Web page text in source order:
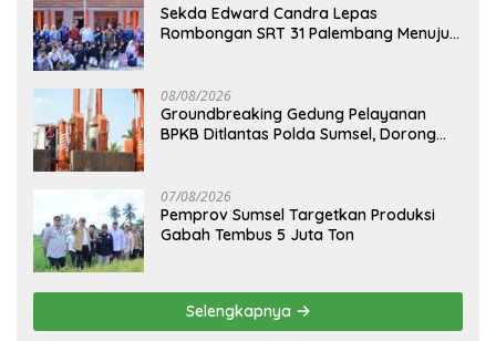
Sekda Edward Candra Lepas
Rombongan SRT 31 Palembang Menuju
08/08/2026
Groundbreaking Gedung Pelayanan
BPKB Ditlantas Polda Sumsel, Dorong
07/08/2026
Pemprov Sumsel Targetkan Produksi
Gabah Tembus 5 Juta Ton
Selengkapnya